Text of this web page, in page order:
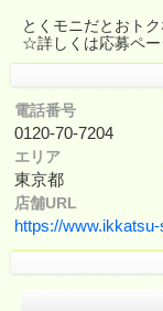
とくモニだとおト
☆詳しくは応募ペ
電話番号
0120-70-7204
エリア
東京都
店舗URL
https://